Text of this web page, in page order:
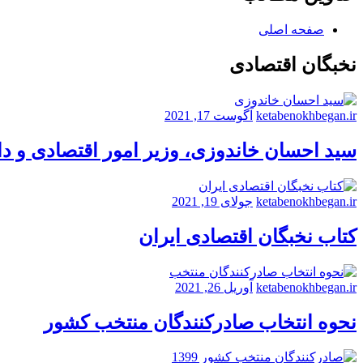
صفحه اصلی
نخبگان اقتصادی
ketabenokhbegan.ir آگوست 17, 2021
سید احسان خاندوزی، وزیر امور اقتصادی و
ketabenokhbegan.ir جولای 19, 2021
کتاب نخبگان اقتصادی ایران
ketabenokhbegan.ir آوریل 26, 2021
نحوه انتخاب صادرکنندگان منتخب کشور